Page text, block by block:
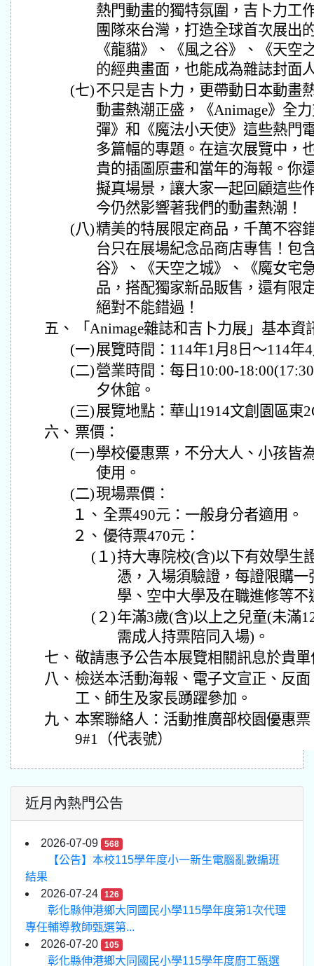
熱門動畫的獨特氛圍，吉卜力工
團隊來台灣，打造全球首次展出
《龍貓》、《風之谷》、《天空
的經典畫面，也能成為雜誌封面
(七)不只是吉卜力，更帶動日本動畫
動畫熱潮正盛，《Animage》全
彈》和《魔法小天使》這些熱門
多篇幅的專題。在這次展覽中，
貴的插圖原畫和當年的海報。你
擬真場景，讓大家一起回顧這些
今仍然影響著我們的動畫熱潮！
(八)精美的特展限定商品，千萬不容
台只在展場紀念品商店專售！包
谷》、《天空之城》、《魔女宅
品，搭配獨家新品販售，還有限
絕對不能錯過！
五、
「Animage雜誌和吉卜力展」基本資
(一)展覽時間：114年1月8日～114年
(二)營業時間：每日10:00-
夕休館。
(三)展覽地點：華山1914文創園區東
六、 票價：
(一)學校優惠票，不分大人、小孩皆
使用。
(二)現場票價：
１、 全票490元：一般身分者適用。
２、 優待票470元：
(１)持大專院校(含)以下有效學生
憑，入場須驗證，每證限購
學、空中大學及在職進修等不
(２)年滿3歲(含)以上之兒童(未滿
需成人持票陪同入場)。
七、 敬請惠予公告本展覽相關訊息於貴單
八、 檢送本活動海報、電子文宣正、反
工、師生及家長踴躍參加。
九、 本案聯絡人：活動推廣部校園優惠
9#1（代表號）
近月內熱門公告
2026-07-09 568
【公告】本校115學年度小一新生電腦亂數編班
結果
2026-07-24
126
彰化縣伸港鄉大同國民小學115學年度第1次代理
專任輔導教師甄選第...
2026-07-20
105
彰化縣伸港鄉大同國民小學115學年度廚工甄選